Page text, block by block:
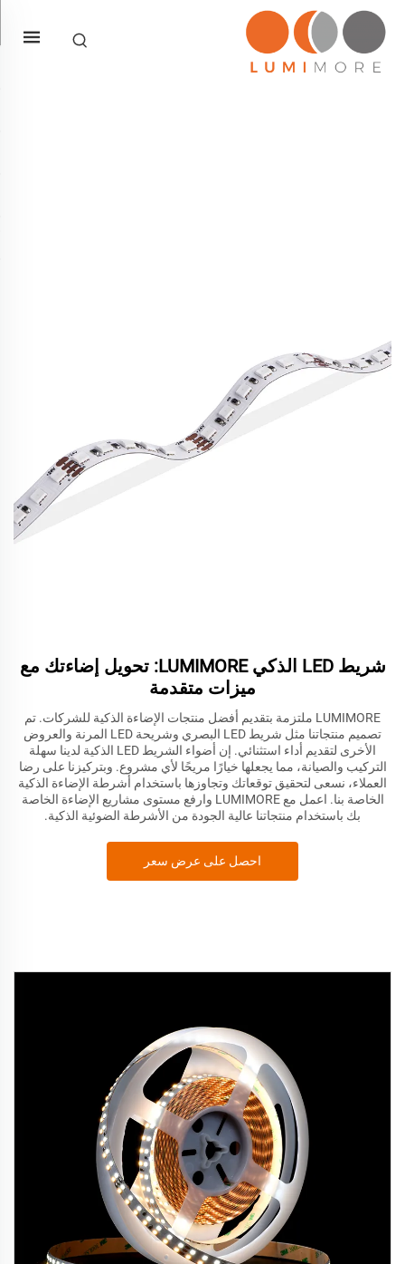
شريط LED الذكي LUMIMORE: تحويل إضاءتك مع
ميزات متقدمة
LUMIMORE ملتزمة بتقديم أفضل منتجات الإضاءة الذكية للشركات. تم
تصميم منتجاتنا مثل شريط LED البصري وشريحة LED المرنة والعروض
الأخرى لتقديم أداء استثنائي. إن أضواء الشريط LED الذكية لدينا سهلة
التركيب والصيانة، مما يجعلها خيارًا مريحًا لأي مشروع. وبتركيزنا على رضا
العملاء، نسعى لتحقيق توقعاتك وتجاوزها باستخدام أشرطة الإضاءة الذكية
الخاصة بنا. اعمل مع LUMIMORE وارفع مستوى مشاريع الإضاءة الخاصة
بك باستخدام منتجاتنا عالية الجودة من الأشرطة الضوئية الذكية.
احصل على عرض سعر